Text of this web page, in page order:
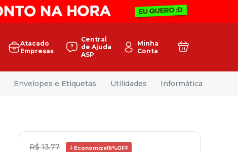
Atacado
Empresas
Central
de Ajuda
ASP
Minha
Conta
Envelopes e Etiquetas Utilidades Informática
R$ 13,77 Economize16%OFF